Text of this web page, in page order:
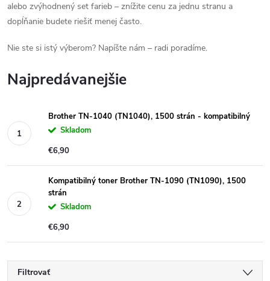
alebo zvýhodnený set farieb – znížite cenu za jednu stranu a
dopĺňanie budete riešiť menej často.
Nie ste si istý výberom? Napíšte nám – radi poradíme.
Najpredávanejšie
Brother TN-1040 (TN1040), 1500 strán - kompatibilný
Skladom
€6,90
Kompatibilný toner Brother TN-1090 (TN1090), 1500
strán
Skladom
€6,90
Filtrovať